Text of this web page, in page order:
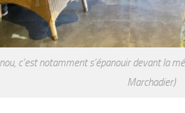
c’est notamment s’épanouir devant la
Marchadier)